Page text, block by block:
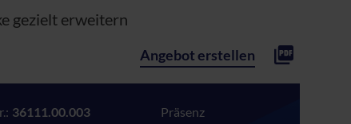
gezielt erweitern
Angebot erstellen
36111.00.003 Präsenz